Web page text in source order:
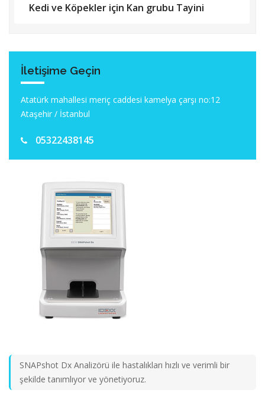
Kedi ve Köpekler için Kan grubu Tayini
İletişime Geçin
Atatürk mahallesi meriç caddesi kamelya çarşı no:12
Ataşehir / İstanbul
05322438145
SNAPshot Dx Analizörü ile hastalıkları hızlı ve verimli bir
şekilde tanımlıyor ve yönetiyoruz.